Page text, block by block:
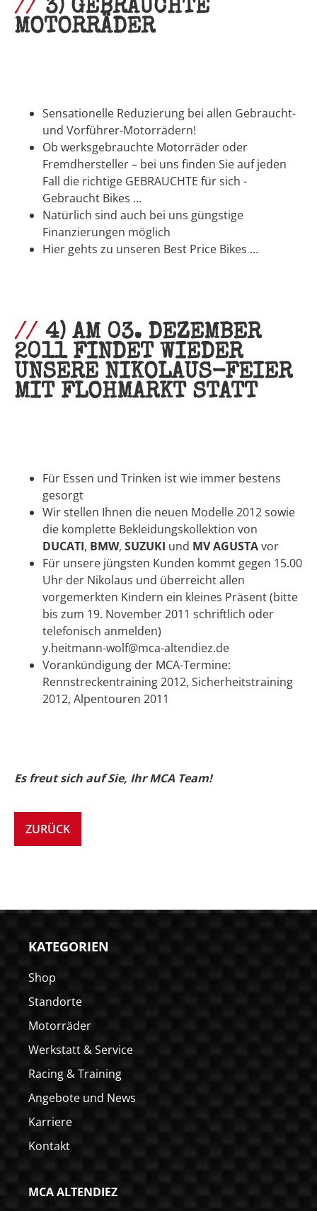
3) GEBRAUCHTE
MOTORRÄDER
Sensationelle Reduzierung bei allen Gebraucht-
und Vorführer-Motorrädern!
Ob werksgebrauchte Motorräder oder
Fremdhersteller – bei uns finden Sie auf jeden
Fall die richtige GEBRAUCHTE für sich -
Gebraucht Bikes ...
Natürlich sind auch bei uns güngstige
Finanzierungen möglich
Hier gehts zu unseren Best Price Bikes ...
4) AM 03. DEZEMBER
2011 FINDET WIEDER
UNSERE NIKOLAUS-FEIER
MIT FLOHMARKT STATT
Für Essen und Trinken ist wie immer bestens
gesorgt
Wir stellen Ihnen die neuen Modelle 2012 sowie
die komplette Bekleidungskollektion von
DUCATI, BMW, SUZUKI und MV AGUSTAvor
Für unsere jüngsten Kunden kommt gegen 15.00
Uhr der Nikolaus und überreicht allen
vorgemerkten Kindern ein kleines Präsent (bitte
bis zum 19. November 2011 schriftlich oder
telefonisch anmelden)
y.heitmann-wolf@mca-altendiez.de
Vorankündigung der MCA-Termine:
Rennstreckentraining 2012, Sicherheitstraining
2012, Alpentouren 2011
Es freut sich auf Sie, Ihr MCA Team!
ZURÜCK
KATEGORIEN
Shop
Standorte
Motorräder
Werkstatt & Service
Racing & Training
Angebote und News
Karriere
Kontakt
MCA ALTENDIEZ